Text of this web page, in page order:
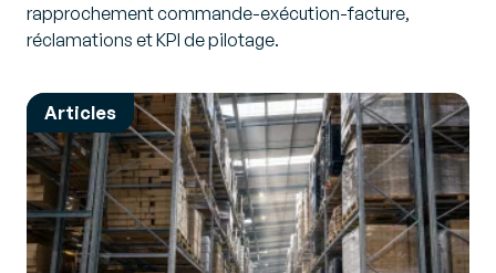
rapprochement commande-exécution-facture,
réclamations et KPI de pilotage.
Articles